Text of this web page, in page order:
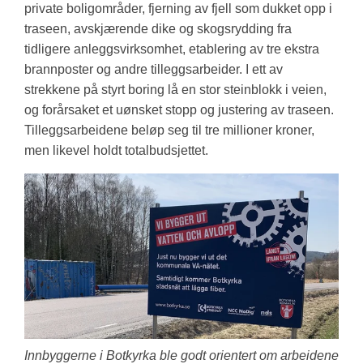
private boligområder, fjerning av fjell som dukket opp i
traseen, avskjærende dike og skogsrydding fra
tidligere anleggsvirksomhet, etablering av tre ekstra
brannposter og andre tilleggsarbeider. I ett av
strekkene på styrt boring lå en stor steinblokk i veien,
og forårsaket et uønsket stopp og justering av traseen.
Tilleggsarbeidene beløp seg til tre millioner kroner,
men likevel holdt totalbudsjettet.
Innbyggerne i Botkyrka ble godt orientert om arbeidene